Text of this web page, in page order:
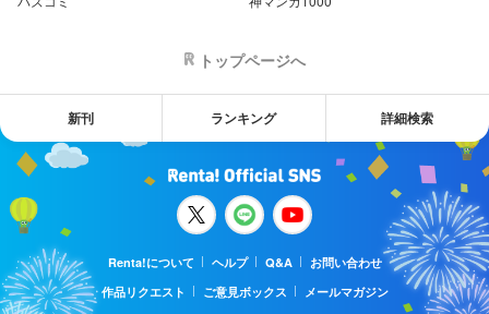
トップページへ
新刊 ランキング 詳細検索
Renta!について ヘルプ Q&A
お問い合わせ
作品リクエスト
ご意見ボックス
メールマガジン